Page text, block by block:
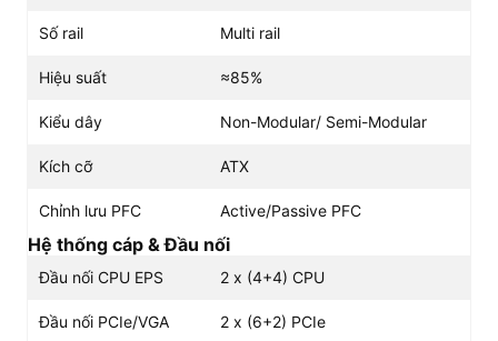
Số rail Multi rail
Hiệu suất ≈85%
Kiểu dây Non-Modular/ Semi-Modular
Kích cỡ ATX
Chỉnh lưu PFC Active/Passive PFC
Hệ thống cáp & Đầu nối
Đầu nối CPU EPS 2 x (4+4) CPU
Đầu nối PCIe/VGA 2 x (6+2) PCIe